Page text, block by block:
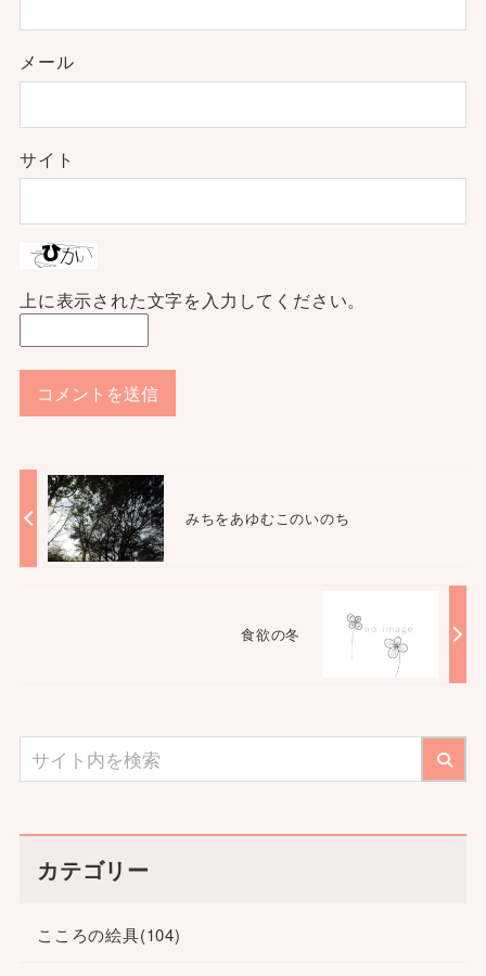
メール
サイト
上に表示された文字を入力してください。
みちをあゆむこのいのち
食欲の冬
カテゴリー
こころの絵具(104)